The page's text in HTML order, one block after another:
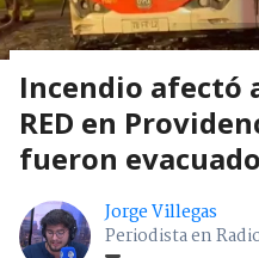
Incendio afectó
RED en
fueron
Jorge Villegas
Periodista en